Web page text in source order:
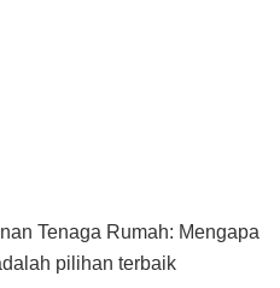
Tenaga Rumah: Mengapa
pilihan terbaik